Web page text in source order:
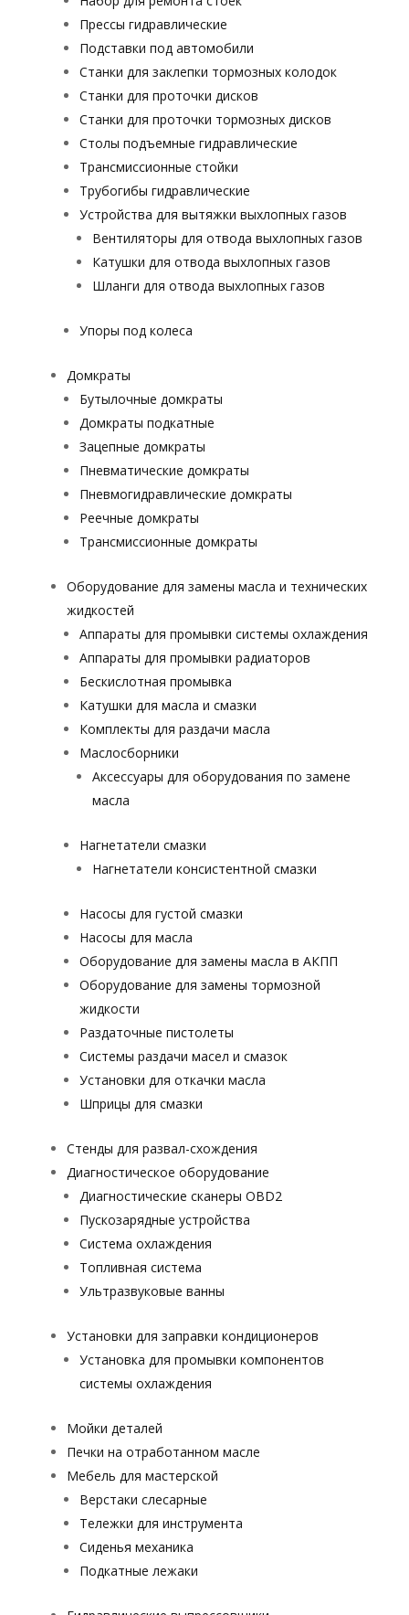
Прессы гидравлические
Подставки под автомобили
Станки для заклепки тормозных колодок
Станки для проточки дисков
Станки для проточки тормозных дисков
Столы подъемные гидравлические
Трансмиссионные стойки
Трубогибы гидравлические
Устройства для вытяжки выхлопных газов
Вентиляторы для отвода выхлопных газов
Катушки для отвода выхлопных газов
Шланги для отвода выхлопных газов
Упоры под колеса
Домкраты
Бутылочные домкраты
Домкраты подкатные
Зацепные домкраты
Пневматические домкраты
Пневмогидравлические домкраты
Реечные домкраты
Трансмиссионные домкраты
Оборудование для замены масла и технических
жидкостей
Аппараты для промывки системы охлаждения
Аппараты для промывки радиаторов
Бескислотная промывка
Катушки для масла и смазки
Комплекты для раздачи масла
Маслосборники
Аксессуары для оборудования по замене
масла
Нагнетатели смазки
Нагнетатели консистентной смазки
Насосы для густой смазки
Насосы для масла
Оборудование для замены масла в АКПП
Оборудование для замены тормозной
жидкости
Раздаточные пистолеты
Системы раздачи масел и смазок
Установки для откачки масла
Шприцы для смазки
Стенды для развал-схождения
Диагностическое оборудование
Диагностические сканеры OBD2
Пускозарядные устройства
Система охлаждения
Топливная система
Ультразвуковые ванны
Установки для заправки кондиционеров
Установка для промывки компонентов
системы охлаждения
Мойки деталей
Печки на отработанном масле
Мебель для мастерской
Верстаки слесарные
Тележки для инструмента
Сиденья механика
Подкатные лежаки